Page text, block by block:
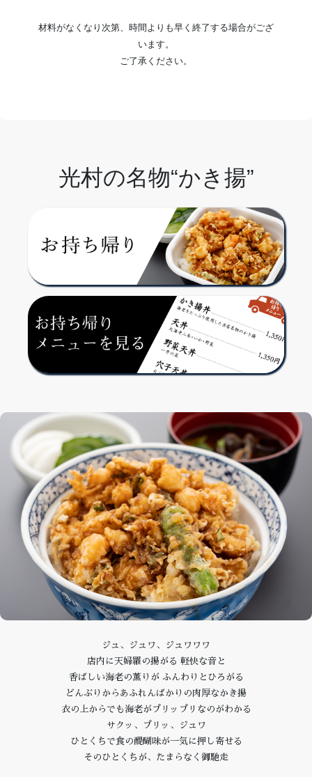
材料がなくなり次第、時間よりも早く終了する場合がござ
います。
ご了承ください。
光村の名物“かき揚”
ジュ、ジュワ、ジュワワワ
店内に天婦羅の揚がる 軽快な音と
香ばしい海老の薫りが ふんわりとひろがる
どんぶりからあふれんばかりの肉厚なかき揚
衣の上からでも海老がプリップリなのがわかる
サクッ、プリッ、ジュワ
ひとくちで食の醍醐味が一気に押し寄せる
そのひとくちが、たまらなく御馳走